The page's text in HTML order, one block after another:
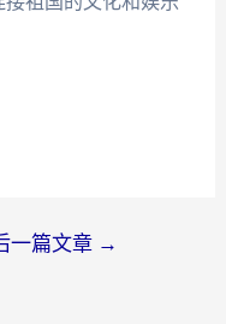
一篇文章 →